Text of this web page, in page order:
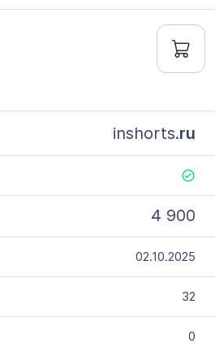
inshorts.ru
4 900
02.10.2025
32
0